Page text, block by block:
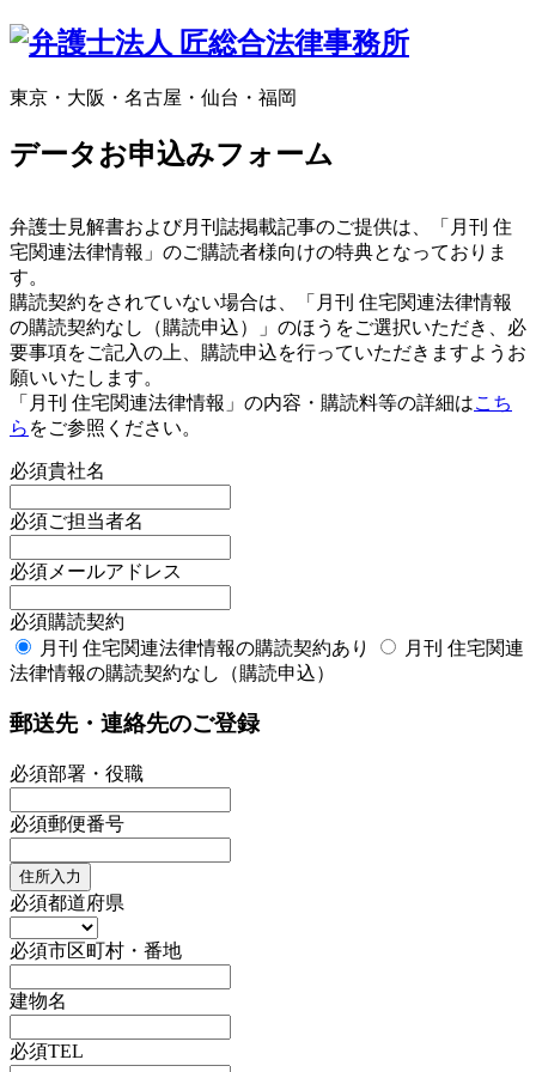
東京・大阪・名古屋・仙台・福岡
データお申込みフォーム
弁護士見解書および月刊誌掲載記事のご提供は、「月刊 住
宅関連法律情報」のご購読者様向けの特典となっておりま
す。
購読契約をされていない場合は、「月刊 住宅関連法律情報
の購読契約なし（購読申込）」のほうをご選択いただき、必
要事項をご記入の上、購読申込を行っていただきますようお
願いいたします。
「月刊 住宅関連法律情報」の内容・購読料等の詳細はこち
ら をご参照ください。
必須貴社名
必須ご担当者名
必須 メールアドレス
必須購読契約
月刊 住宅関連法律情報の購読契約あり
月刊 住宅関連
法律情報の購読契約なし（購読申込）
郵送先・連絡先のご登録
必須部署・役職
必須郵便番号
住所入力
必須都道府県
必須市区町村・番地
建物名
必須TEL